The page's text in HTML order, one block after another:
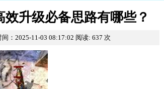
效升级必备思路有哪些？
间：2025-11-03 08:17:02 阅读: 637 次